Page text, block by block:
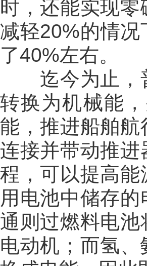
时，还能实现
减轻20%的情
了40%左右。
迄今为止，普
转换为机械能
能，推进船舶
连接并带动推
程，可以提高
用电池中储存
通则过燃料电
电动机；而氢